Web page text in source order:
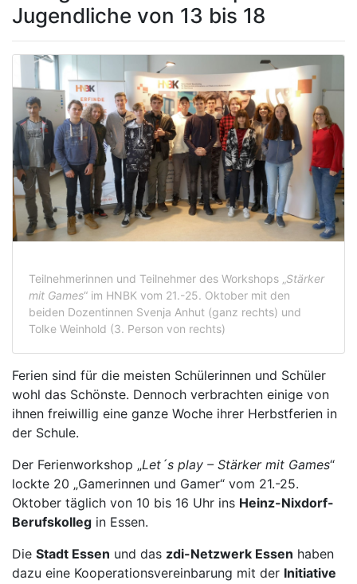
Jugendliche von 13 bis 18
Teilnehmerinnen und Teilnehmer des Workshops „ Stärker
mit Games“ im HNBK vom 21.-25. Oktober mit den
beiden Dozentinnen Svenja Anhut (ganz rechts) und
Tolke Weinhold (3. Person von rechts)
Ferien sind für die meisten Schülerinnen und Schüler
wohl das Schönste. Dennoch verbrachten einige von
ihnen freiwillig eine ganze Woche ihrer Herbstferien in
der Schule.
Der Ferienworkshop „Let´s play – Stärker mit Games“
lockte 20 „Gamerinnen und Gamer“ vom 21.-25.
Oktober täglich von 10 bis 16 Uhr ins Heinz-Nixdorf-
Berufskolleg in Essen.
Die Stadt Essen und das zdi-Netzwerk Essen haben
dazu eine Kooperationsvereinbarung mit der Initiative